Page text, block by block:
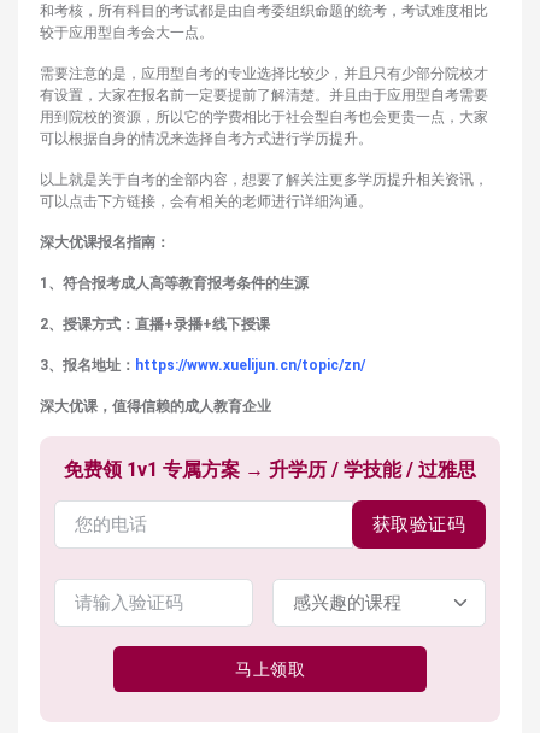
和考核，所有科目的考试都是由自考委组织命题的统考，考试难度相比
较于应用型自考会大一点。
需要注意的是，应用型自考的专业选择比较少，并且只有少部分院校才
有设置，大家在报名前一定要提前了解清楚。并且由于应用型自考需要
用到院校的资源，所以它的学费相比于社会型自考也会更贵一点，大家
可以根据自身的情况来选择自考方式进行学历提升。
以上就是关于自考的全部内容，想要了解关注更多学历提升相关资讯，
可以点击下方链接，会有相关的老师进行详细沟通。
深大优课报名指南：
1、符合报考成人高等教育报考条件的生源
2、授课方式：直播+录播+线下授课
3、报名地址： https://www.xuelijun.cn/topic/zn/
深大优课，值得信赖的成人教育企业
免费领 1v1 专属方案 → 升学历 / 学技能 / 过雅思
获取验证码
马上领取